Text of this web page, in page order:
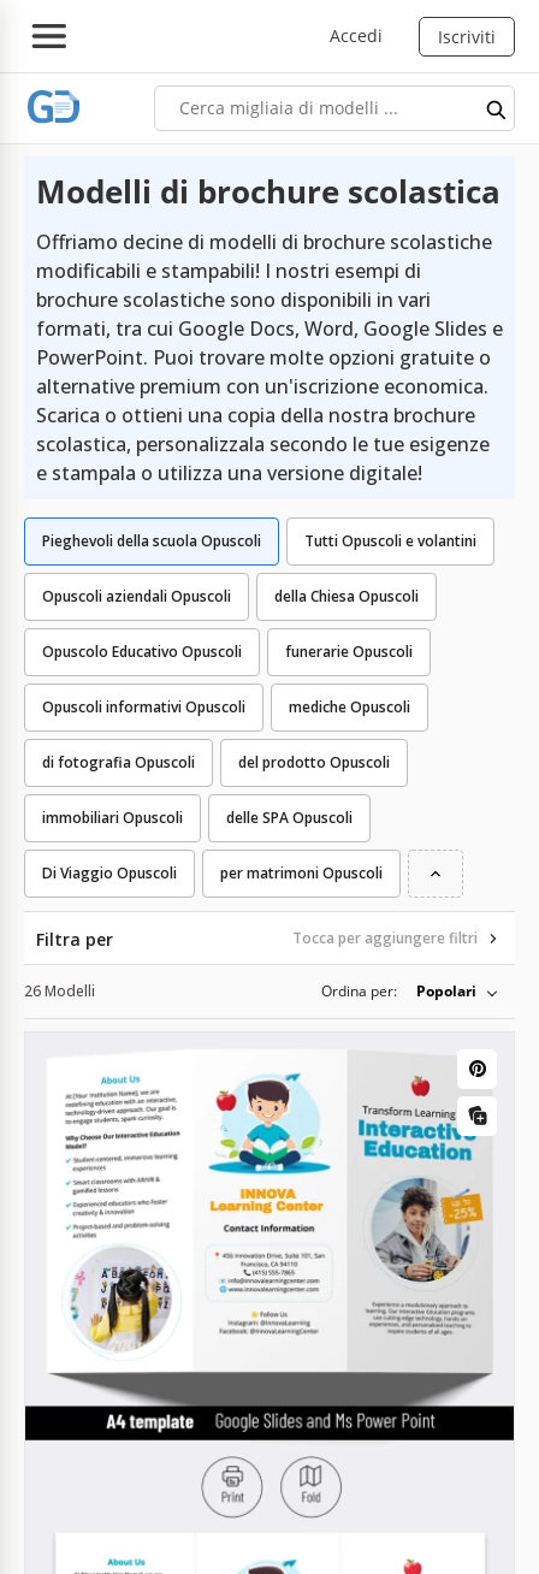
Accedi Iscriviti
Modelli di brochure scolastica
Offriamo decine di modelli di brochure scolastiche
modificabili e stampabili! I nostri esempi di
brochure scolastiche sono disponibili in vari
formati, tra cui Google Docs, Word, Google Slides e
PowerPoint. Puoi trovare molte opzioni gratuite o
alternative premium con un'iscrizione economica.
Scarica o ottieni una copia della nostra brochure
scolastica, personalizzala secondo le tue esigenze
e stampala o utilizza una versione digitale!
Tutti Opuscoli e volantini
Opuscoli aziendali Opuscoli della Chiesa Opuscoli
Opuscolo Educativo Opuscoli funerarie Opuscoli
Opuscoli informativi Opuscoli mediche Opuscoli
di fotografia Opuscoli del prodotto Opuscoli
immobiliari Opuscoli
Pieghevoli della scuola Opuscoli
delle SPA Opuscoli
Di Viaggio Opuscoli per matrimoni Opuscoli
Filtra per Tocca per aggiungere filtri
26 Modelli Ordina per: Popolari